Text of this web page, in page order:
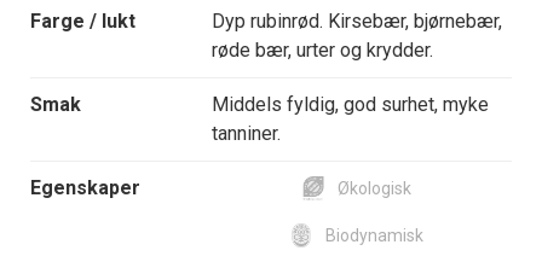
Farge / lukt
Dyp rubinrød. Kirsebær, bjørnebær,
røde bær, urter og krydder.
Smak
Middels fyldig, god surhet, myke
tanniner.
Egenskaper Økologisk
Biodynamisk